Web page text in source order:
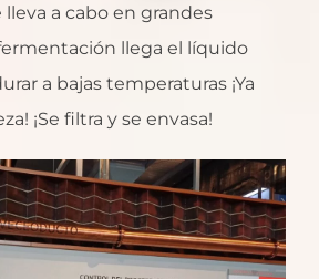
lleva a cabo en grandes
llega el líquido
a bajas temperaturas ¡Ya
¡Se filtra y se envasa!